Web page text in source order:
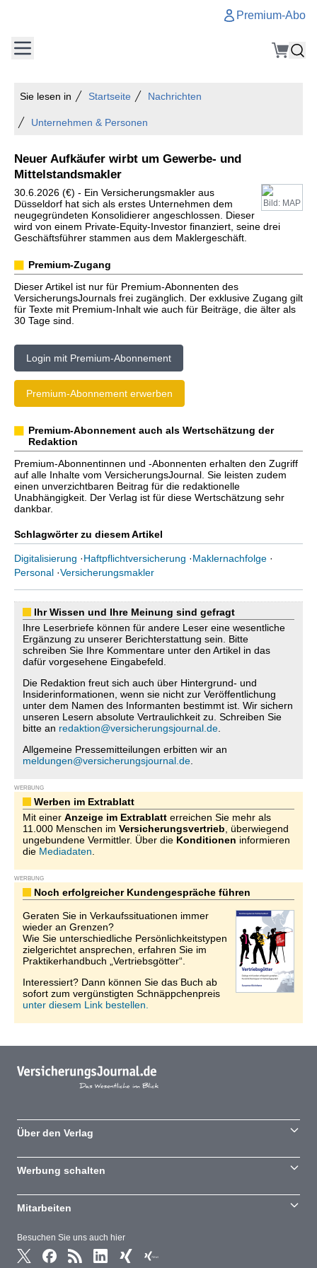
Premium-Abo
Sie lesen in Startseite Nachrichten
Unternehmen & Personen
Neuer Aufkäufer wirbt um Gewerbe- und
Mittelstandsmakler
Bild: MAP
30.6.2026 (€) - Ein Versicherungsmakler aus
Düsseldorf hat sich als erstes Unternehmen dem
neugegründeten Konsolidierer angeschlossen. Dieser
wird von einem Private-Equity-Investor finanziert, seine drei
Geschäftsführer stammen aus dem Maklergeschäft.
Premium-Zugang
Dieser Artikel ist nur für Premium-Abonnenten des
VersicherungsJournals frei zugänglich. Der exklusive Zugang gilt
für Texte mit Premium-Inhalt wie auch für Beiträge, die älter als
30 Tage sind.
Login mit Premium-Abonnement
Premium-Abonnement erwerben
Premium-Abonnement auch als Wertschätzung der
Redaktion
Premium-Abonnentinnen und -Abonnenten erhalten den Zugriff
auf alle Inhalte vom VersicherungsJournal. Sie leisten zudem
einen unverzichtbaren Beitrag für die redaktionelle
Unabhängigkeit. Der Verlag ist für diese Wertschätzung sehr
dankbar.
Schlagwörter zu diesem Artikel
Digitalisierung ·Haftpflichtversicherung ·Maklernachfolge ·
Personal ·Versicherungsmakler
Ihr Wissen und Ihre Meinung sind gefragt
Ihre Leserbriefe können für andere Leser eine wesentliche
Ergänzung zu unserer Berichterstattung sein. Bitte
schreiben Sie Ihre Kommentare unter den Artikel in das
dafür vorgesehene Eingabefeld.
Die Redaktion freut sich auch über Hintergrund- und
Insiderinformationen, wenn sie nicht zur Veröffentlichung
unter dem Namen des Informanten bestimmt ist. Wir sichern
unseren Lesern absolute Vertraulichkeit zu. Schreiben Sie
bitte an redaktion@versicherungsjournal.de
Allgemeine Pressemitteilungen erbitten wir an
meldungen@versicherungsjournal.de
WERBUNG
Werben im Extrablatt
Mit einer Anzeige im Extrablatt erreichen Sie mehr als
11.000 Menschen im Versicherungsvertrieb , überwiegend
ungebundene Vermittler. Über die Konditionen informieren
die Mediadaten
WERBUNG
Noch erfolgreicher Kundengespräche führen
Geraten Sie in Verkaufssituationen immer
wieder an Grenzen?
Wie Sie unterschiedliche Persönlichkeitstypen
zielgerichtet ansprechen, erfahren Sie im
Praktikerhandbuch „Vertriebsgötter“.
Interessiert? Dann können Sie das Buch ab
sofort zum vergünstigten Schnäppchenpreis
unter diesem Link bestellen.
Besuchen Sie uns auch hier
Über den Verlag
Werbung schalten
Mitarbeiten